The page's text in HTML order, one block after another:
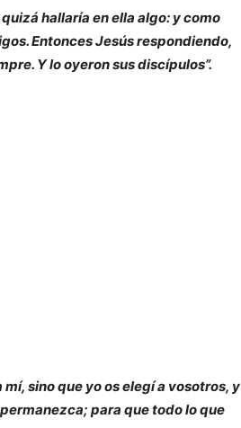
hallaría en ella algo: y como
Entonces Jesús respondiendo,
Y lo oyeron sus discípulos”.
sino que yo os elegí a vosotros, y
para que todo lo que